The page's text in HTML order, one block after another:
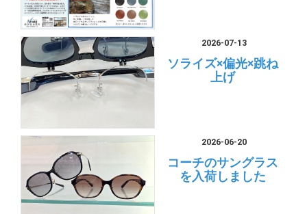
2026-07-13
ソライズ×偏光×跳ね
上げ
2026-06-20
コーチのサングラス
を入荷しました